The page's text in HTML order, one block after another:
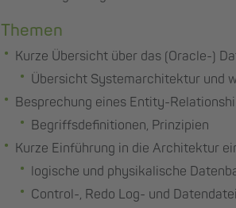
Themen
Kurze Übersicht über das (Oracle-)
Übersicht Systemarchitektur und
Besprechung eines Entity-
Begriffsdefinitionen, Prinzipien
Kurze Einführung in die Architektur
logische und physikalische
Control-, Redo Log- und